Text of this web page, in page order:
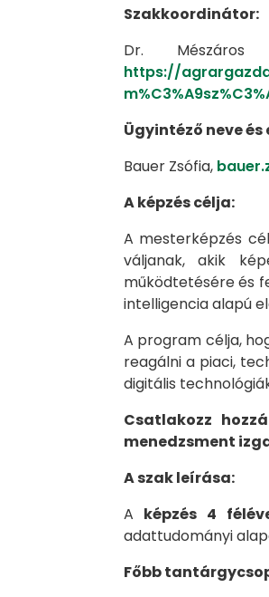
Szakkoordinátor:
Dr. Mészáros
https://
Ügyintéző neve
Bauer Zsófia,
A képzés célja:
A mesterképzés
váljanak, akik
működtetésére és
intelligencia alapú
A program célja,
reagálni a piaci,
digitális
Csatlakozz
menedzsment
A szak leírása:
A képzés 4
adattudományi
Főbb